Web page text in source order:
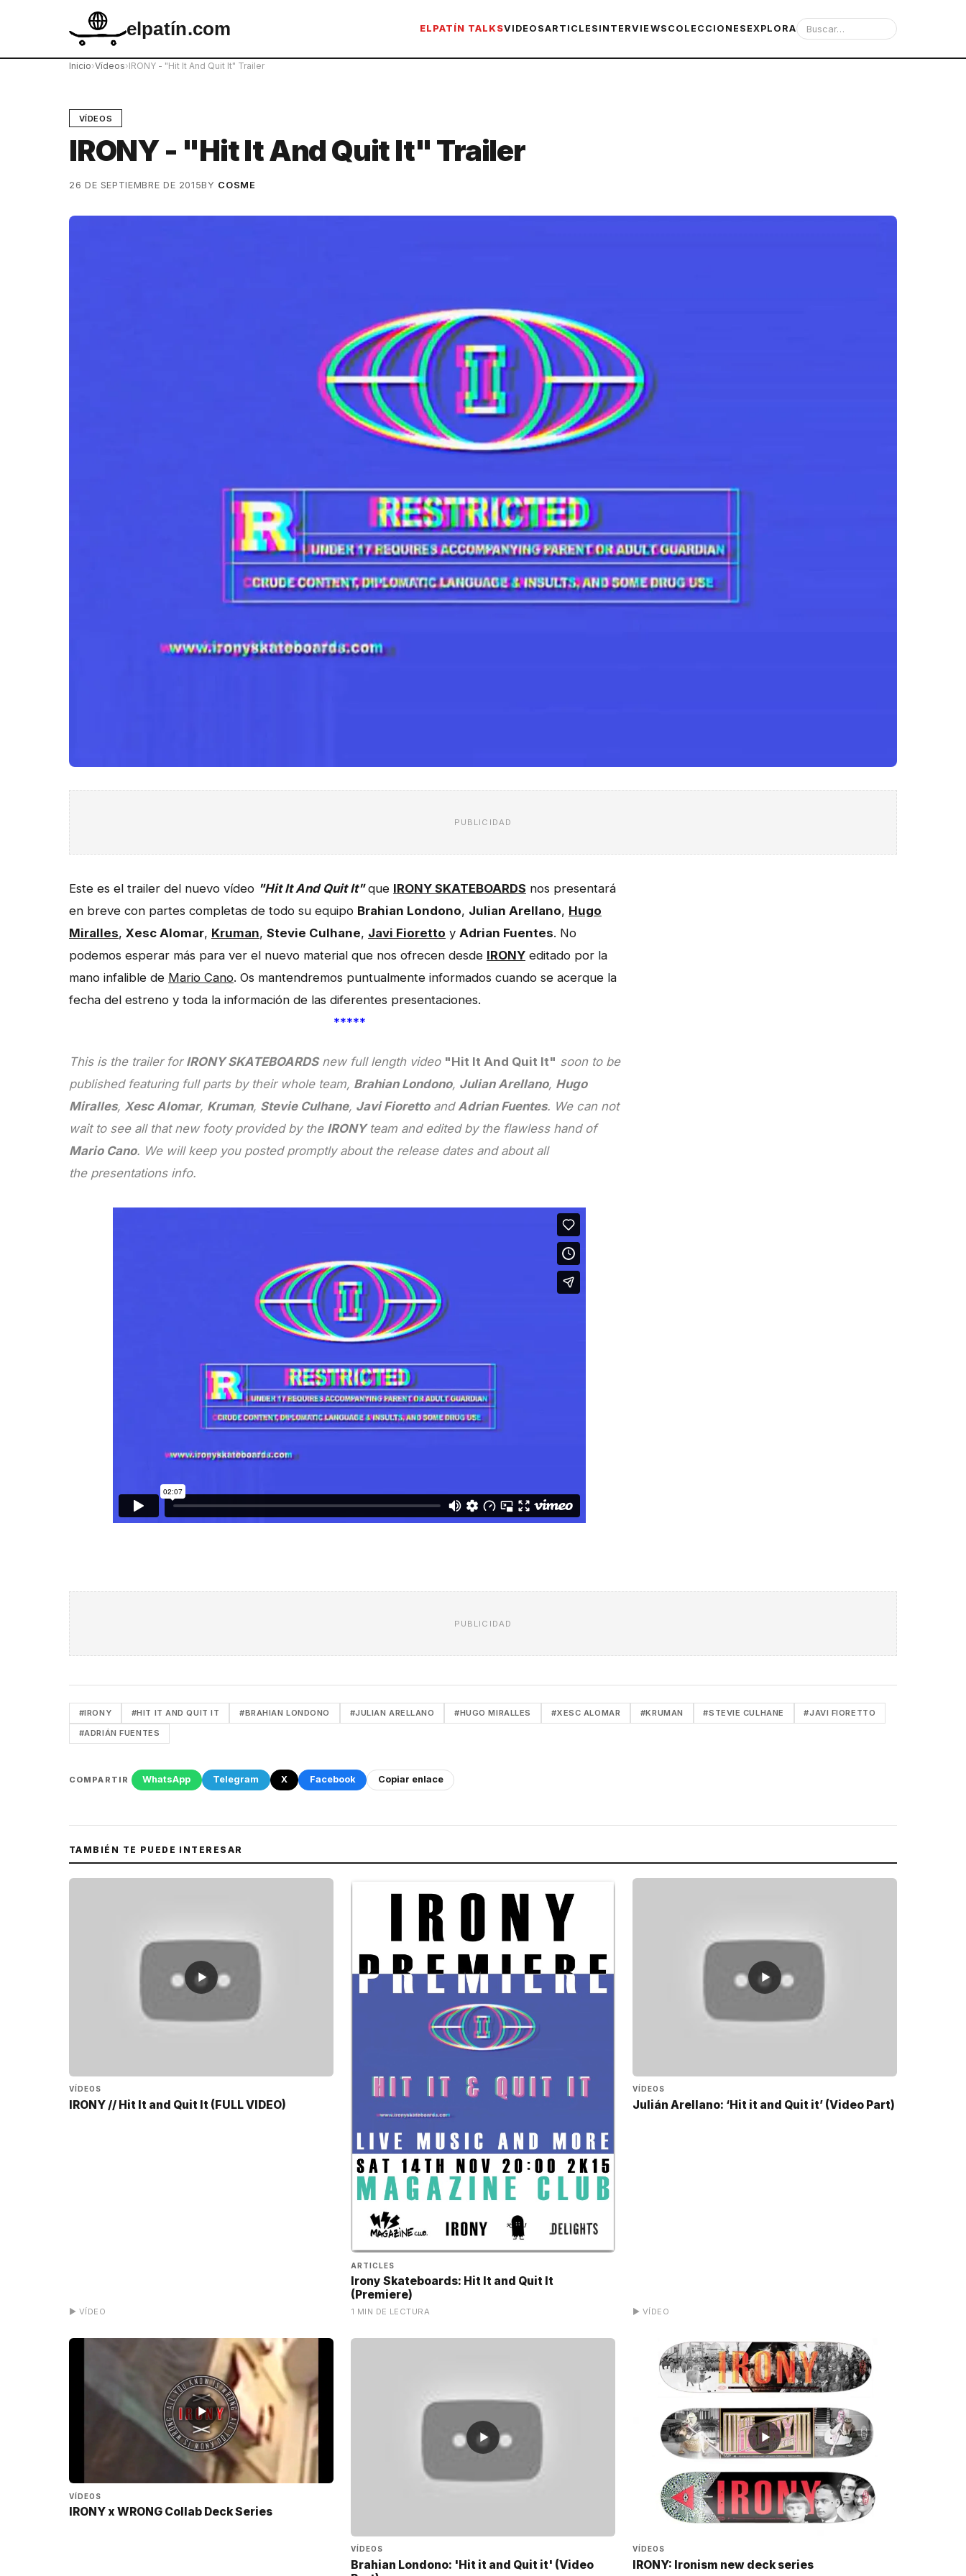
elpatín.com ELPATÍN TALKSVIDEOSARTICLES INTERVIEWS COLECCIONES EXPLORA
Inicio›Vídeos›IRONY - "Hit It And Quit It" Trailer
VÍDEOS
IRONY - "Hit It And Quit It" Trailer
26 DE SEPTIEMBRE DE 2015BY COSME
PUBLICIDAD
Este es el trailer del nuevo vídeo "Hit It And Quit It"que IRONY SKATEBOARDS nos presentará
en breve con partes completas de todo su equipo Brahian Londono, Julian Arellano, Hugo
Miralles, Xesc Alomar, Kruman, Stevie Culhane, Javi Fioretto y Adrian Fuentes. No
podemos esperar más para ver el nuevo material que nos ofrecen desde IRONY editado por la
mano infalible de Mario Cano. Os mantendremos puntualmente informados cuando se acerque la
fecha del estreno y toda la información de las diferentes presentaciones.
*****
This is the trailer for IRONY SKATEBOARDSnew full length video "Hit It And Quit It" soon to be
published featuring full parts by their whole team, Brahian Londono, Julian Arellano, Hugo
Miralles, Xesc Alomar, Kruman, Stevie Culhane, Javi FiorettoandAdrian Fuentes. We can not
wait to see all that new footy provided by the IRONYteam and edited by the flawless hand of
Mario Cano. We will keep you posted promptly about the release dates and about all
the presentations info.
PUBLICIDAD
#IRONY #HIT IT AND QUIT IT #BRAHIAN LONDONO #JULIAN ARELLANO #HUGO MIRALLES #XESC ALOMAR #KRUMAN #STEVIE CULHANE #JAVI FIORETTO
#ADRIÁN FUENTES
COMPARTIR WhatsApp Telegram X Facebook Copiar enlace
TAMBIÉN TE PUEDE INTERESAR
▶
VÍDEOS
IRONY // Hit It and Quit It (FULL VIDEO)
▶ VÍDEO
ARTICLES
Irony Skateboards: Hit It and Quit It
(Premiere)
1 MIN DE LECTURA
▶
VÍDEOS
Julián Arellano: ‘Hit it and Quit it’ (Video Part)
▶ VÍDEO
▶
VÍDEOS
IRONY x WRONG Collab Deck Series
▶
VÍDEOS
Brahian Londono: 'Hit it and Quit it' (Video
▶
VÍDEOS
IRONY: Ironism new deck series